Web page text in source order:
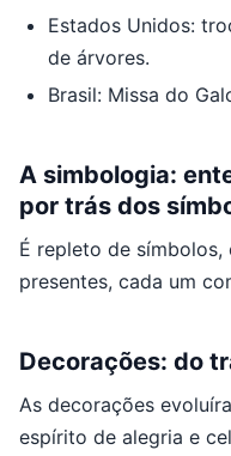
Estados Unidos:
de árvores.
Brasil: Missa do
A simbologia:
por trás dos
É repleto de
presentes, cada um
Decorações: do
As decorações
espírito de alegria e